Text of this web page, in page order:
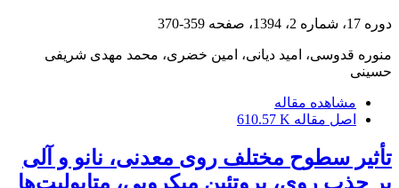
دوره 17، شماره 2، 1394، صفحه 359-370
منوره قدوسی، امید دیانی، امین خضری، محمد مهدی شریفی
حسینی
مشاهده مقاله
اصل مقاله 610.57 K
تأثیر سطوح مختلف روی معدنی، نانو و آلی
بر جذب روی، پروتئین میکروبی، متابولیت‌ها